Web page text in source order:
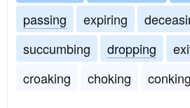
passing
expiring
succumbing
dropping
croaking
choking conking